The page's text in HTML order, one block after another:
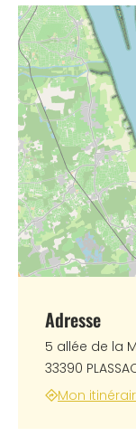
Adresse
5 allée de la
33390
Mon